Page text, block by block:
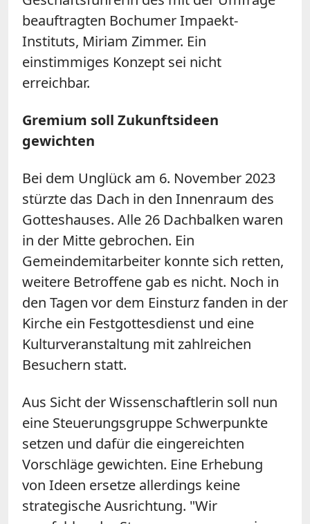
beauftragten Bochumer Impaekt-
Instituts, Miriam Zimmer. Ein
einstimmiges Konzept sei nicht
erreichbar.
Gremium soll Zukunftsideen
gewichten
Bei dem Unglück am 6. November 2023
stürzte das Dach in den Innenraum des
Gotteshauses. Alle 26 Dachbalken waren
in der Mitte gebrochen. Ein
Gemeindemitarbeiter konnte sich retten,
weitere Betroffene gab es nicht. Noch in
den Tagen vor dem Einsturz fanden in der
Kirche ein Festgottesdienst und eine
Kulturveranstaltung mit zahlreichen
Besuchern statt.
Aus Sicht der Wissenschaftlerin soll nun
eine Steuerungsgruppe Schwerpunkte
setzen und dafür die eingereichten
Vorschläge gewichten. Eine Erhebung
von Ideen ersetze allerdings keine
strategische Ausrichtung. "Wir